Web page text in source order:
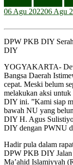
06 Agu 202206 Agu
DPW PKB DIY
DIY
YOGYAKARTA-
Bangsa Daerah
cepat. Meski belum
melakukan aksi untuk
DIY ini. ”Kami siap
bawah NU yang
DIY H. Agus
DIY dengan PWNU
Hadir pula dalam
DPW PKB DIY Jalan
Ma’ahid Islamiyyah